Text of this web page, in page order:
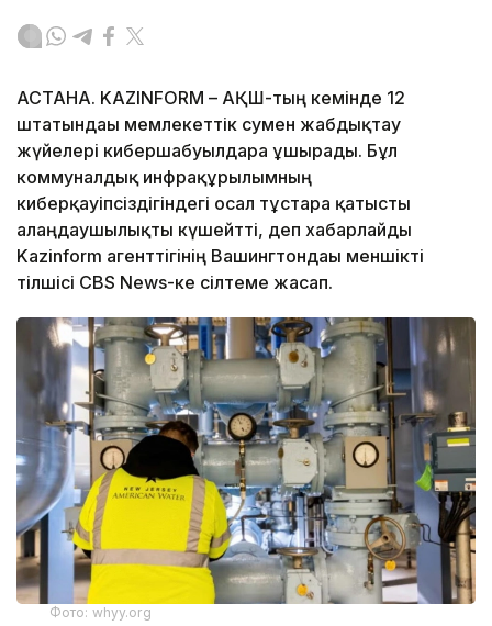
АСТАНА. KAZINFORM – АҚШ-тың кемінде 12
штатындағы мемлекеттік сумен жабдықтау
жүйелері кибершабуылдарға ұшырады. Бұл
коммуналдық инфрақұрылымның
киберқауіпсіздігіндегі осал тұстарға қатысты
алаңдаушылықты күшейтті, деп хабарлайды
Kazinform агенттігінің Вашингтондағы меншікті
тілшісі CBS News-ке сілтеме жасап.
Фото: whyy.org